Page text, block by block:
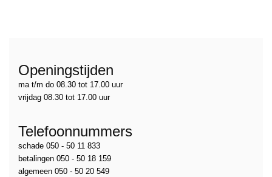
Openingstijden
ma t/m do 08.30 tot 17.00 uur
vrijdag 08.30 tot 17.00 uur
Telefoonnummers
schade 050 - 50 11 833
betalingen 050 - 50 18 159
algemeen 050 - 50 20 549